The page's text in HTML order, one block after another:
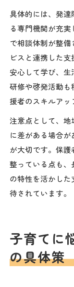
具体的には、発
る専門機関が充
で相談体制が整
ビスと連携した
安心して学び、生
研修や啓発活動
援者のスキルアッ
注意点として、地
に差がある場合
が大切です。保
整っている点も
の特性を活かし
待されています。
子育てに
の具体策